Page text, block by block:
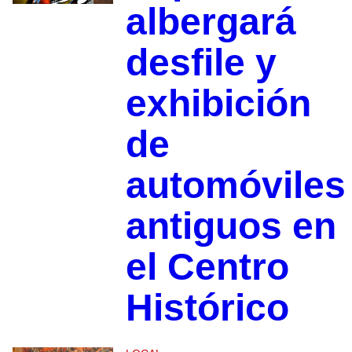
albergará
desfile y
exhibición
de
automóviles
antiguos en
el Centro
Histórico